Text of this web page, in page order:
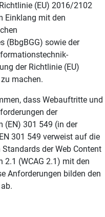
(EU) 2016/2102
Einklang mit den
(BbgBGG) sowie der
der Richtlinie (EU)
machen.
dass Webauftritte und
der
(EN) 301 549 (in der
301 549 verweist auf die
der Web Content
2.1 (WCAG 2.1) mit den
Anforderungen bilden den